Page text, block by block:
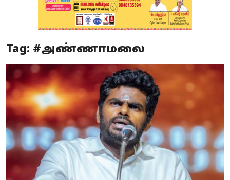
Special Story
Business
Crime
Tamilnadu
National
Tag: #அண்ணாமலை